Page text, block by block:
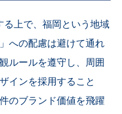
上で、福岡という地域
への配慮は避けて通れ
ルールを遵守し、周囲
インを採用すること
のブランド価値を飛躍